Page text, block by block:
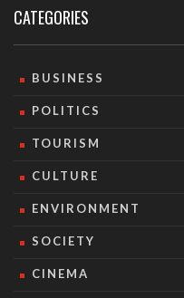
CATEGORIES
BUSINESS
POLITICS
TOURISM
CULTURE
ENVIRONMENT
SOCIETY
CINEMA